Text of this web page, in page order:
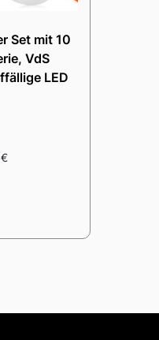
Set mit 10
VdS
LED
€